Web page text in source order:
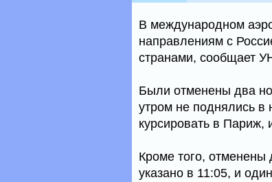
В международном
направлениям с
странами, сообщает
Были отменены два
утром не поднялись
курсировать в
Кроме того, отменены
указано в 11:05, и